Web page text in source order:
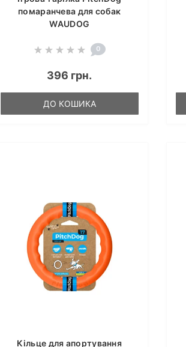
помаранчева для собак
WAUDOG
0
396 грн.
ДО КОШИКА
Кільце для апортування